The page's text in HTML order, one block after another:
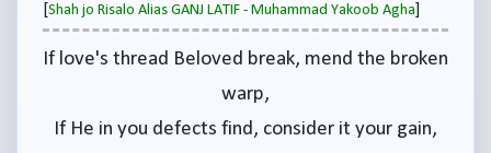
[Shah jo Risalo Alias GANJ LATIF - Muhammad Yakoob Agha
If love's thread Beloved break, mend the broken
warp,
If He in you defects find, consider it your gain,